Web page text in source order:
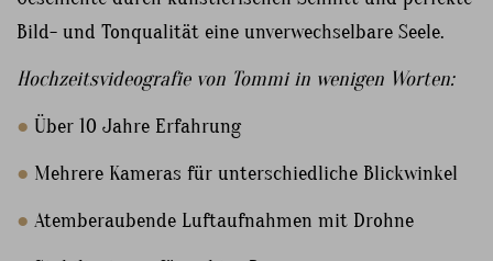
Bild- und Tonqualität eine unverwechselbare Seele.
Hochzeitsvideografie von Tommi in wenigen Worten:
● Über 10 Jahre Erfahrung
● Mehrere Kameras für unterschiedliche Blickwinkel
● Atemberaubende Luftaufnahmen mit Drohne